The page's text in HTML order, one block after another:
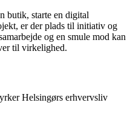
butik, starte en digital
er der plads til initiativ og
og en smule mod kan
til virkelighed.
Helsingørs erhvervsliv